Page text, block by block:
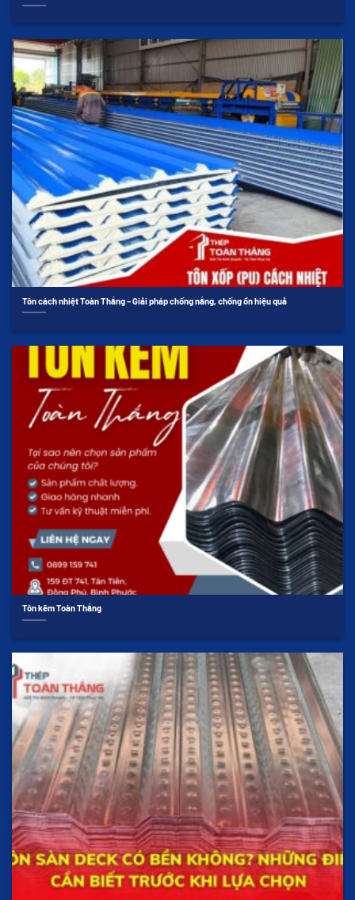
Tôn cách nhiệt Toàn Thắng – Giải pháp chống nắng, chống ồn hiệu quả
Tôn kẽm Toàn Thắng